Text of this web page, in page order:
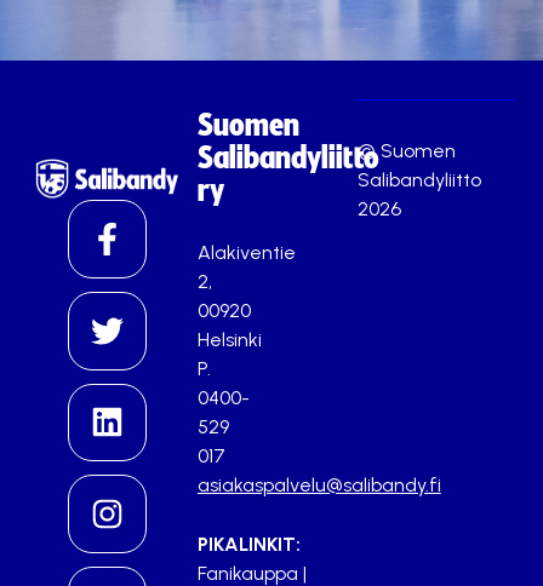
Suomen
Salibandyliitto
ry
Alakiventie
2,
00920
Helsinki
P.
0400-
529
017
asiakaspalvelu@salibandy.fi
PIKALINKIT:
Fanikauppa |
© Suomen
Salibandyliitto
2026